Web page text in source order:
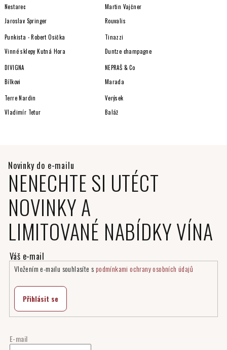
Nestarec
Martin Vajčner
Jaroslav Springer
Rouvalis
Punkista - Robert Osička
Tinazzi
Vinné sklepy Kutná Hora
Duntze champagne
DIVIGNA
NEPRAŠ & Co
Bílkovi
Marada
Terre Nardin
Verýsek
Vladimír Tetur
Baláž
NENECHTE SI UTÉCT
NOVINKY A
LIMITOVANÉ NABÍDKY VÍNA
E-mail
Vložením e-mailu souhlasíte s podmínkami ochrany osobních údajů
Přihlásit se